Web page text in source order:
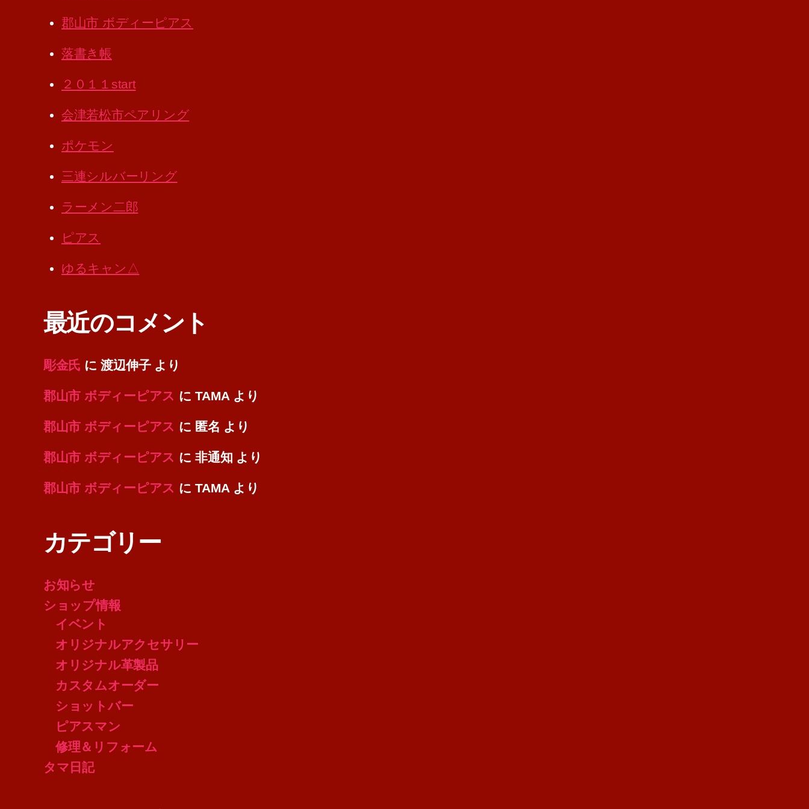
郡山市 ボディーピアス
落書き帳
２０１１start
会津若松市ペアリング
ポケモン
三連シルバーリング
ラーメン二郎
ピアス
ゆるキャン△
最近のコメント
彫金氏 に渡辺伸子より
郡山市 ボディーピアス にTAMA より
郡山市 ボディーピアス に 匿名 より
郡山市 ボディーピアス に非通知 より
郡山市 ボディーピアス にTAMA より
カテゴリー
お知らせ
ショップ情報
イベント
オリジナルアクセサリー
オリジナル革製品
カスタムオーダー
ショットバー
ピアスマン
修理＆リフォーム
タマ日記